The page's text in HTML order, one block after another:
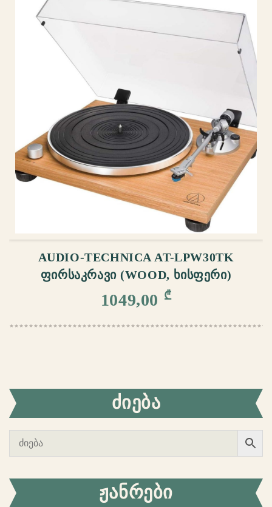
ᲫᲘᲔᲑᲐ
ᲟᲐᲜᲠᲔᲑᲘ
ᲙᲐᲚᲐᲗᲐᲨᲘ ᲓᲐᲛᲐᲢᲔᲑᲐ
AUDIO-TECHNICA AT-LPW30TK
ᲤᲘᲠᲡᲐᲙᲠᲐᲕᲘ (WOOD, ᲮᲘᲡᲤᲔᲠᲘ)
1049,00 ₾